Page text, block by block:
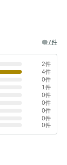
7件
2件
4件
0件
1件
0件
0件
0件
0件
0件